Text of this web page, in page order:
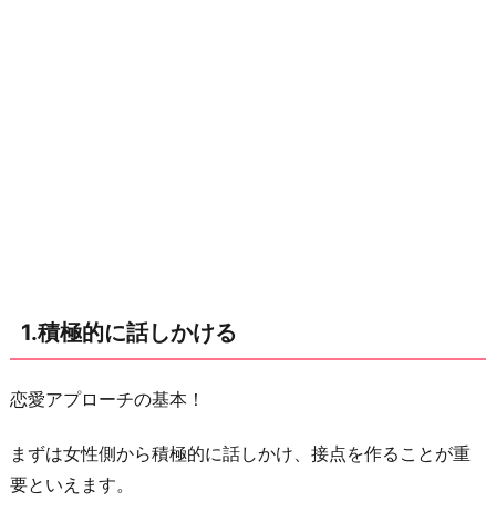
3.
デ
タ
ッ
1.積極的に話しかける
恋愛アプローチの基本！
まずは女性側から積極的に話しかけ、接点を作ることが重
要といえます。